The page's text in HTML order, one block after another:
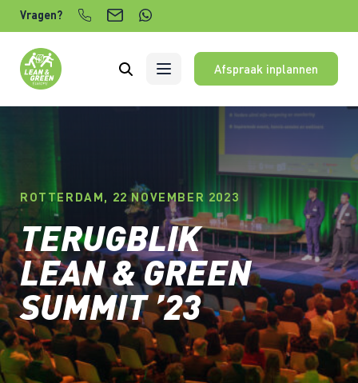
Verder naar content
Vragen?
Afspraak inplannen
ROTTERDAM, 22 NOVEMBER 2023
TERUGBLIK
LEAN & GREEN
SUMMIT ’23